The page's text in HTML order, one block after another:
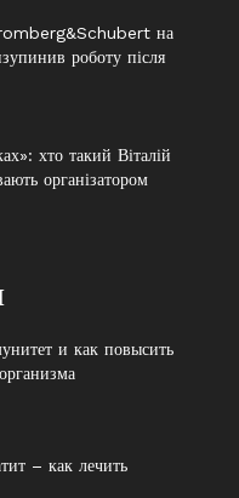
на
роботу після
хто такий Віталій
організатором
и как повысить
– как лечить